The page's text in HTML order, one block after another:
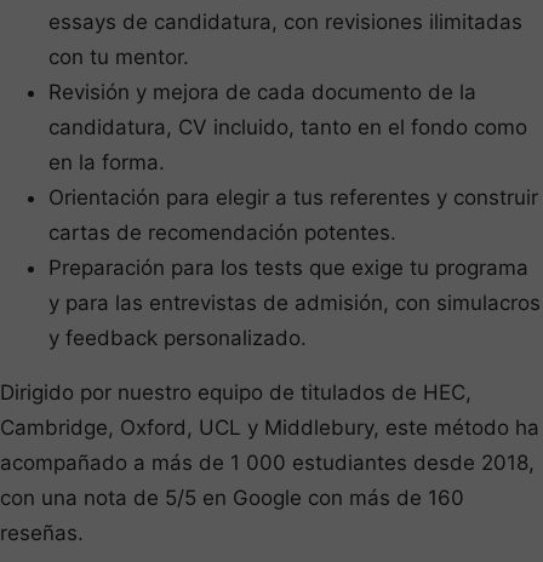
essays de candidatura, con revisiones ilimitadas
con tu mentor.
Revisión y mejora de cada documento de la
candidatura, CV incluido, tanto en el fondo como
en la forma.
Orientación para elegir a tus referentes y construir
cartas de recomendación potentes.
Preparación para los tests que exige tu programa
y para las entrevistas de admisión, con simulacros
y feedback personalizado.
Dirigido por nuestro equipo de titulados de HEC,
Cambridge, Oxford, UCL y Middlebury, este método ha
acompañado a más de 1 000 estudiantes desde 2018,
con una nota de 5/5 en Google con más de 160
reseñas.